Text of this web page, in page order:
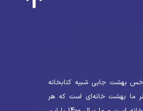
بهشت جایی شبیه کتابخانه
ما بهشت خانه‌ای است که هر